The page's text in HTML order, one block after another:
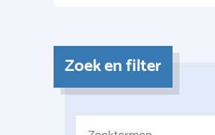
Zoek en filter